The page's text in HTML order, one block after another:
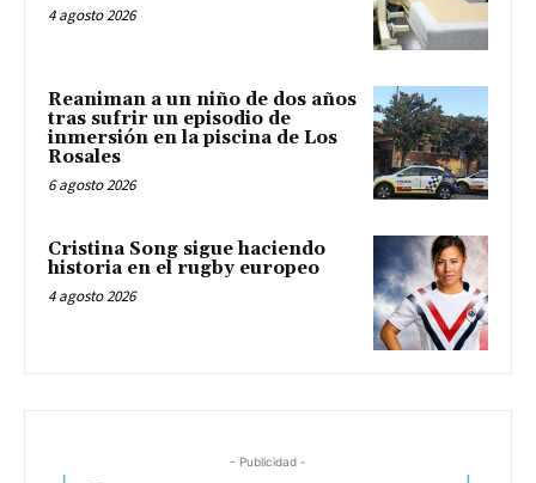
4 agosto 2026
Reaniman a un niño de dos años
tras sufrir un episodio de
inmersión en la piscina de Los
Rosales
6 agosto 2026
Cristina Song sigue haciendo
historia en el rugby europeo
4 agosto 2026
- Publicidad -